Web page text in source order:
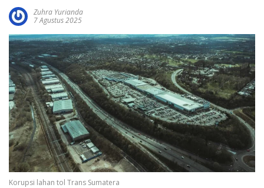
Zuhra Yurianda
7 Agustus 2025
Korupsi lahan tol Trans Sumatera